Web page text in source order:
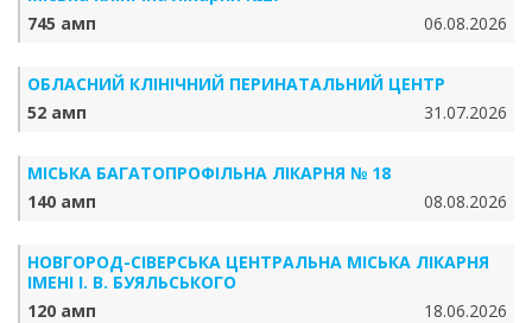
745 амп
06.08.2026
ОБЛАСНИЙ КЛІНІЧНИЙ ПЕРИНАТАЛЬНИЙ ЦЕНТР
52 амп
31.07.2026
МІСЬКА БАГАТОПРОФІЛЬНА ЛІКАРНЯ № 18
140 амп
08.08.2026
НОВГОРОД-СІВЕРСЬКА ЦЕНТРАЛЬНА МІСЬКА ЛІКАРНЯ
ІМЕНІ І. В. БУЯЛЬСЬКОГО
120 амп
18.06.2026